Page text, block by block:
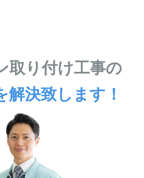
取り付け工事の
解決致します！